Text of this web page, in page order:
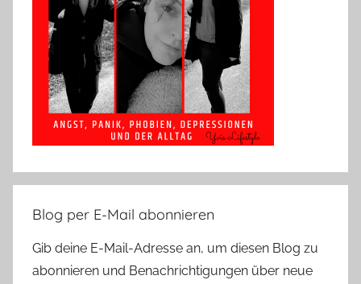
Blog per E-Mail abonnieren
Gib deine E-Mail-Adresse an, um diesen Blog zu
abonnieren und Benachrichtigungen über neue